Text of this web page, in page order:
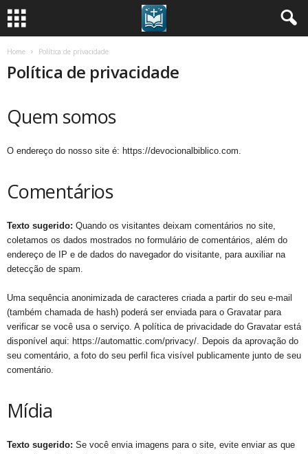
Home Política de privacidade
Política de privacidade
Quem somos
O endereço do nosso site é: https://devocionalbiblico.com.
Comentários
Texto sugerido: Quando os visitantes deixam comentários no site,
coletamos os dados mostrados no formulário de comentários, além do
endereço de IP e de dados do navegador do visitante, para auxiliar na
detecção de spam.
Uma sequência anonimizada de caracteres criada a partir do seu e-mail
(também chamada de hash) poderá ser enviada para o Gravatar para
verificar se você usa o serviço. A política de privacidade do Gravatar está
disponível aqui: https://automattic.com/privacy/. Depois da aprovação do
seu comentário, a foto do seu perfil fica visível publicamente junto de seu
comentário.
Mídia
Texto sugerido: Se você envia imagens para o site, evite enviar as que